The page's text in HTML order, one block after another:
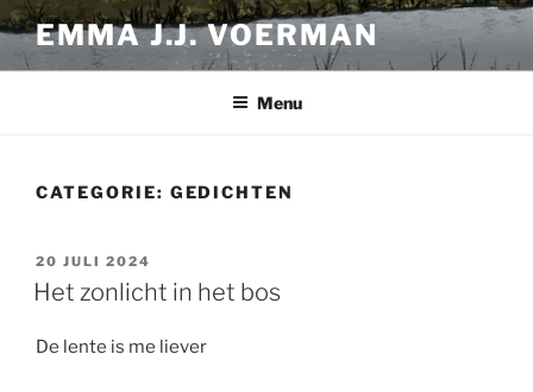
Ga
naar
de
EMMA J.J. VOERMAN
Menu
CATEGORIE: GEDICHTEN
GEPLAATST
OP
20 JULI 2024
Het zonlicht in het bos
De lente is me liever